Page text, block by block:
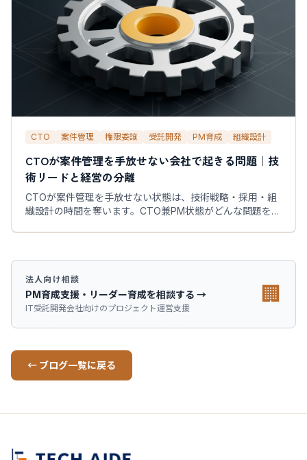
CTO 案件管理 権限委譲 受託開発 PM育成 組織設計
CTOが案件管理を手放せない会社で起きる問題｜技
術リードと経営の分離
CTOが案件管理を手放せない状態は、技術戦略・採用・組
織設計の時間を奪います。CTO兼PM状態がどんな問題を生
法人向け相談
PM育成支援・リーダー育成を相談する →
IT受託開発会社向けのプロジェクト運営支援
🏢
← ブログ一覧に戻る